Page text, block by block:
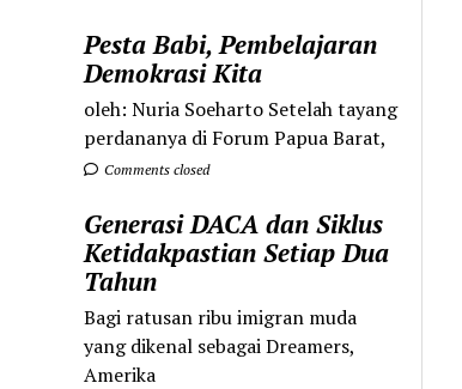
Pesta Babi, Pembelajaran
Demokrasi Kita
oleh: Nuria Soeharto Setelah tayang
perdananya di Forum Papua Barat,
Comments closed
Generasi DACA dan Siklus
Ketidakpastian Setiap Dua
Tahun
Bagi ratusan ribu imigran muda
yang dikenal sebagai Dreamers,
Amerika